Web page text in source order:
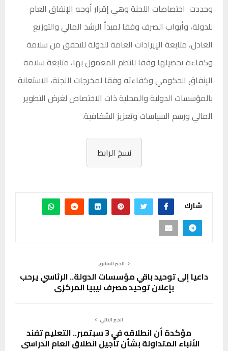
وحددت اختصاصات اللجنة وهي إقرار أوجه الإنفاق العام
للدولة، وأبواب الصرف وفقا لمبدأ الرشد المالي والتوزيع
العادل، متابعة الإيرادات العامة للدولة للتحقق من سلامة
وكفاءة تحصيلها وفقا للنظم المعمول بها، متابعة سلامة
الإنفاق الحكومي وكفاءته وفقا لمخرجات اللجنة، الاستعانة
بالمؤسسات الدولية والمحلية ذات الاختصاص لغرض التطوير
المالي ورسم السياسات وتعزيز الشفافية.
نسخ الرابط
شارك
الخبر السابق
داعيا إلى توحيد باقي مؤسسات الدولة.. الرئاسي يرحب
بإعلان توحيد مصرف ليبيا المركزي
الخبر التالي
مؤكدة أن انطلاقه في 3 سبتمبر.. التعليم تفند
الأنباء المتداولة بشأن تأجيل انطلاق العام الدراسي